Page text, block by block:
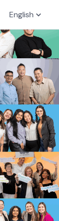
English